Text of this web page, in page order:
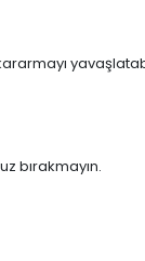
bırakmayın.